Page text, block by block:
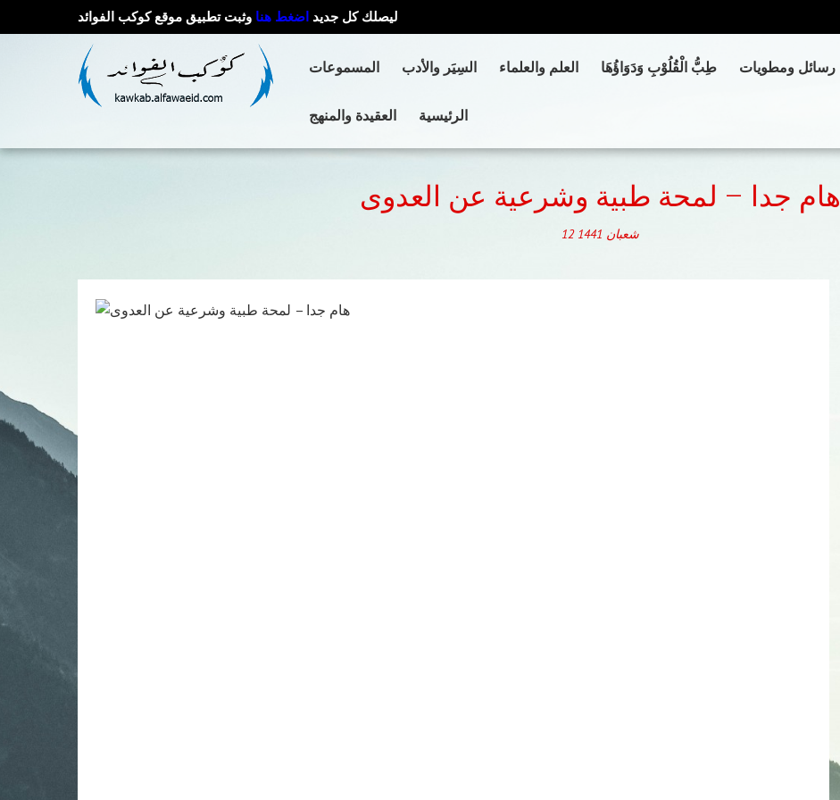
ليصلك كل جديد اضغط هنا وثبت تطبيق موقع كوكب الفوائد
المسموعات السِيَر والأدب العلم والعلماء طِبُّ الْقُلُوْبِ وَدَوَاؤُهَا رسائل ومطويات
العقيدة والمنهج الرئيسية
هام جدا – لمحة طبية وشرعية عن العدوى
12 شعبان 1441